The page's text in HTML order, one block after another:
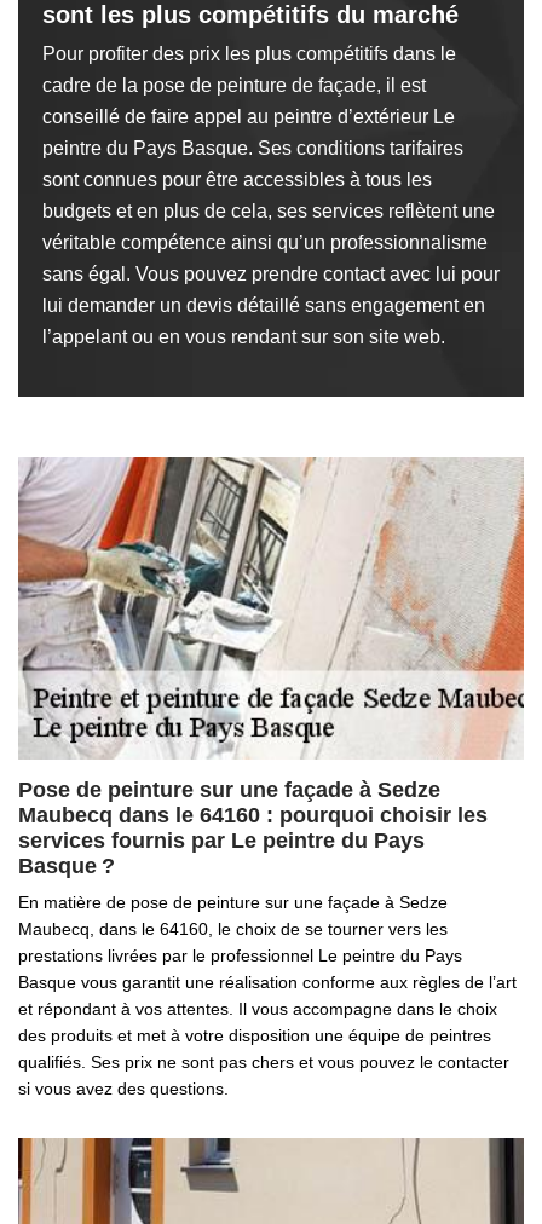
sont les plus compétitifs du marché
Pour profiter des prix les plus compétitifs dans le
cadre de la pose de peinture de façade, il est
conseillé de faire appel au peintre d’extérieur Le
peintre du Pays Basque. Ses conditions tarifaires
sont connues pour être accessibles à tous les
budgets et en plus de cela, ses services reflètent une
véritable compétence ainsi qu’un professionnalisme
sans égal. Vous pouvez prendre contact avec lui pour
lui demander un devis détaillé sans engagement en
l’appelant ou en vous rendant sur son site web.
Pose de peinture sur une façade à Sedze
Maubecq dans le 64160 : pourquoi choisir les
services fournis par Le peintre du Pays
Basque ?
En matière de pose de peinture sur une façade à Sedze
Maubecq, dans le 64160, le choix de se tourner vers les
prestations livrées par le professionnel Le peintre du Pays
Basque vous garantit une réalisation conforme aux règles de l’art
et répondant à vos attentes. Il vous accompagne dans le choix
des produits et met à votre disposition une équipe de peintres
qualifiés. Ses prix ne sont pas chers et vous pouvez le contacter
si vous avez des questions.